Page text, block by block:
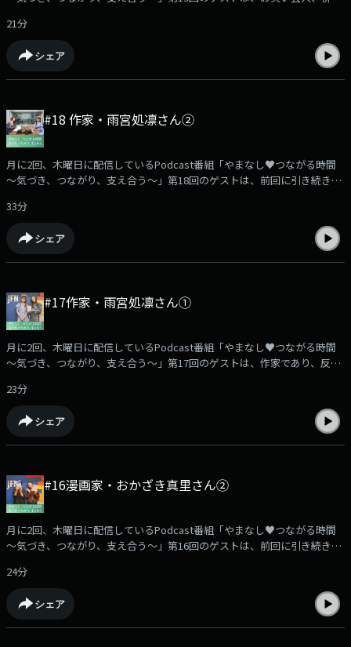
メッセージフォームは…【こちらをクリック！】
さんは、介護の現場を取材し、2012年に介護をテーマにした小説『パブロ
フの人』を刊行されました。さらに、鈴木おさむさんとの共著『でも大丈
夫 それでも僕らは生きていく』も出版されています。今回は、ダンカンさ
んが介護に関心を持ったきっかけや、実際の介護現場を取材する中で感じ
===================================番組では、みなさんからのメッ
セージを募集中です。実体験や励まされた言葉、心の叫び、番組を聴いて
感じたことなど…どんな内容でも大歓迎です。あなたの声を、ぜひお寄せ
===================================(提供:山梨県) (MC：浜崎美保)
21分
シェア
#18 作家・雨宮処凛さん②
月に2回、木曜日に配信しているPodcast番組「やまなし♥つながる時間
～気づき、つながり、支え合う～」第18回のゲストは、前回に引き続き、
えします。雨宮さんは、長年にわたり貧困問題に向き合いながら、支援の
現場で聞こえてくるさまざまな声を丁寧に拾い上げ、数多くの著書を通し
て、貧困の現実を社会に伝え続けていらっしゃいます。今回も、雨宮処凛
さんとともに 「女性の貧困」 をテーマにお話を伺います。雨宮さんの著
どのように自分を守り、生き抜いてきたのか、その経験や知恵についてお
聞きします。また、全国でケアに携わる方々の取り組みをご紹介する「つ
ながる声のポスト」 のコーナーでは、認定NPO法人自立生活サポートセ
孤立対策推進参与も務める大西連さん にご出演いただき、「貧困」の現状
や支援のあり方について詳しく伺います。
===================================番組では、みなさんからのメッ
感じたことなど…どんな内容でも大歓迎です。あなたの声を、ぜひお寄せ
ください。【やまなし♥つながる時間】メッセージは…こちらから！
===================================(提供:山梨県) (MC：浜崎美保)
33分
シェア
#17作家・雨宮処凛さん①
月に2回、木曜日に配信しているPodcast番組「やまなし♥つながる時間
～気づき、つながり、支え合う～」第17回のゲストは、作家であり、反貧
問題に長年寄り添いながら、現場の声を丁寧に拾い上げ、数多くの著書を
通じて、貧困の現実を読み手にわかりやすく伝え続けていらっしゃいま
す。今回は、そんな雨宮処凛さんに、「女性の貧困」をテーマにお話を伺
っていきます。===================================番組では、みな
び、番組を聴いて感じたことなど…どんな内容でも大歓迎です。あなたの
声を、ぜひお寄せください。【やまなし♥つながる時間】メッセージは…
こちらから！===================================(提供:山梨県)
23分
シェア
#16漫画家・おかざき真里さん②
月に2回、木曜日に配信しているPodcast番組「やまなし♥つながる時間
～気づき、つながり、支え合う～」第16回のゲストは、前回に引き続き、
ッツ』で連載中の最新作『胚培養士 ミズイロ』は、不妊治療専門クリニッ
クで働く胚培養士・水沢歩を中心に、赤ちゃんを望む人々の思いを描いた
ヒューマン医療ドラマとして話題を呼んでいます。今回も、おかざき真里
さんとともに、「不妊治療」のリアルについて、一緒に考えていきます。
24分
シェア